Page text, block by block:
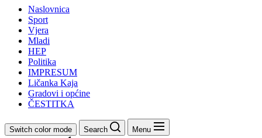
Naslovnica
Sport
Vjera
Mladi
HEP
Politika
IMPRESUM
Ličanka Kaja
Gradovi i općine
ČESTITKA
Switch color mode Search Menu